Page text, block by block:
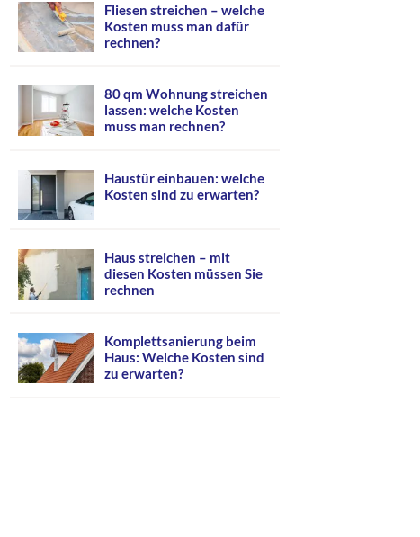
Fliesen streichen – welche
Kosten muss man dafür
rechnen?
80 qm Wohnung streichen
lassen: welche Kosten
muss man rechnen?
Haustür einbauen: welche
Kosten sind zu erwarten?
Haus streichen – mit
diesen Kosten müssen Sie
rechnen
Komplettsanierung beim
Haus: Welche Kosten sind
zu erwarten?